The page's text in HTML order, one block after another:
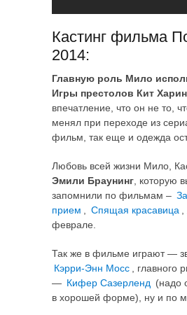
Кастинг фильма
2014:
Главную роль Мило
Игры престолов Кит
впечатление, что он не то,
менял при переходе из
фильм, так еще и одежда
Любовь всей жизни Мило,
Эмили Браунинг, которую
запомнили по фильмам –
прием , Спящая красавица ,
феврале.
Так же в фильме играют —
Кэрри-Энн Мосс , главного
— Кифер Сазерленд (надо
в хорошей форме), ну и по